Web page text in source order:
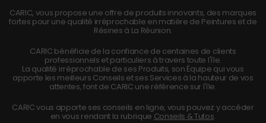
CARIC, vous propose une offre de produits innovants, des marques
fortes pour une qualité irréprochable en matière de Peintures et de
Résines à La Réunion.
CARIC bénéficie de la confiance de centaines de clients
professionnels et particuliers à travers toute l'île.
La qualité irréprochable de ses Produits, son Équipe qui vous
apporte les meilleurs Conseils et ses Services à la hauteur de vos
attentes, font de CARIC une référence sur l'île.
CARIC vous apporte ses conseils en ligne, vous pouvez y accéder
en vous rendant la rubrique Conseils & Tutos.